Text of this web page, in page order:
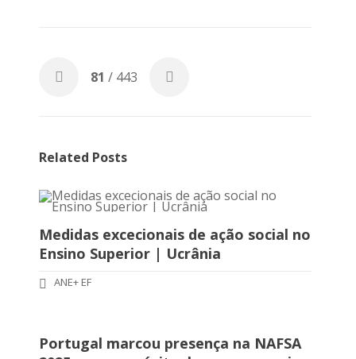
81 / 443
Related Posts
Medidas excecionais de ação social no
Ensino Superior | Ucrânia
ANE+ EF
Portugal marcou presença na NAFSA